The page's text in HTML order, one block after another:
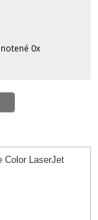
0x
Color LaserJet